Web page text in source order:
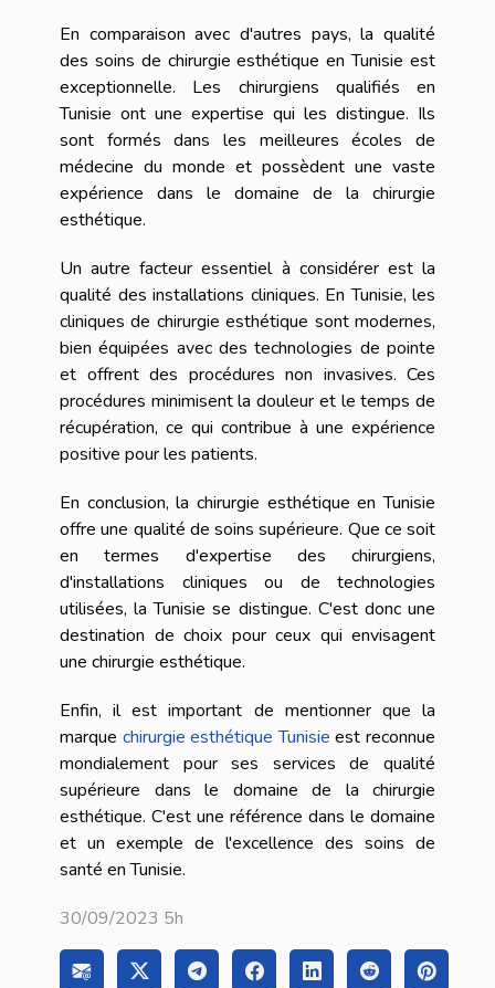
En comparaison avec d'autres pays, la qualité
des soins de chirurgie esthétique en Tunisie est
exceptionnelle. Les chirurgiens qualifiés en
Tunisie ont une expertise qui les distingue. Ils
sont formés dans les meilleures écoles de
médecine du monde et possèdent une vaste
expérience dans le domaine de la chirurgie
esthétique.
Un autre facteur essentiel à considérer est la
qualité des installations cliniques. En Tunisie, les
cliniques de chirurgie esthétique sont modernes,
bien équipées avec des technologies de pointe
et offrent des procédures non invasives. Ces
procédures minimisent la douleur et le temps de
récupération, ce qui contribue à une expérience
positive pour les patients.
En conclusion, la chirurgie esthétique en Tunisie
offre une qualité de soins supérieure. Que ce soit
en termes d'expertise des chirurgiens,
d'installations cliniques ou de technologies
utilisées, la Tunisie se distingue. C'est donc une
destination de choix pour ceux qui envisagent
une chirurgie esthétique.
Enfin, il est important de mentionner que la
marque chirurgie esthétique Tunisie est reconnue
mondialement pour ses services de qualité
supérieure dans le domaine de la chirurgie
esthétique. C'est une référence dans le domaine
et un exemple de l'excellence des soins de
santé en Tunisie.
30/09/2023 5h